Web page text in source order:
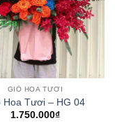
GIỎ HOA TƯƠI
Hoa Tươi – HG 04
1.750.000₫